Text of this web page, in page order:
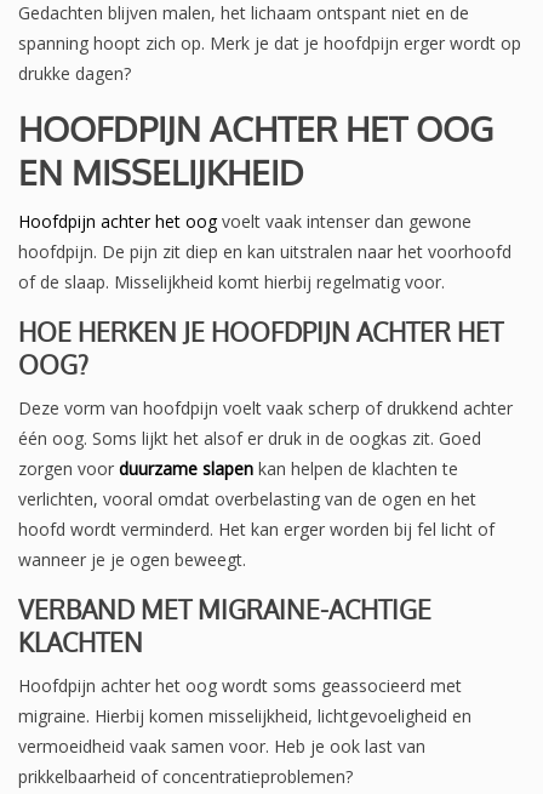
Gedachten blijven malen, het lichaam ontspant niet en de
spanning hoopt zich op. Merk je dat je hoofdpijn erger wordt op
drukke dagen?
HOOFDPIJN ACHTER HET OOG
EN MISSELIJKHEID
Hoofdpijn achter het oogvoelt vaak intenser dan gewone
hoofdpijn. De pijn zit diep en kan uitstralen naar het voorhoofd
of de slaap. Misselijkheid komt hierbij regelmatig voor.
HOE HERKEN JE HOOFDPIJN ACHTER HET
OOG?
Deze vorm van hoofdpijn voelt vaak scherp of drukkend achter
één oog. Soms lijkt het alsof er druk in de oogkas zit. Goed
zorgen voor duurzame slapen kan helpen de klachten te
verlichten, vooral omdat overbelasting van de ogen en het
hoofd wordt verminderd. Het kan erger worden bij fel licht of
wanneer je je ogen beweegt.
VERBAND MET MIGRAINE-ACHTIGE
KLACHTEN
Hoofdpijn achter het oog wordt soms geassocieerd met
migraine. Hierbij komen misselijkheid, lichtgevoeligheid en
vermoeidheid vaak samen voor. Heb je ook last van
prikkelbaarheid of concentratieproblemen?